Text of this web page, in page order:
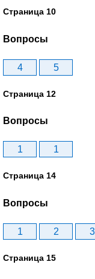
Страница 10
Вопросы
4 5
Страница 12
Вопросы
1 1
Страница 14
Вопросы
1 2 3
Страница 15